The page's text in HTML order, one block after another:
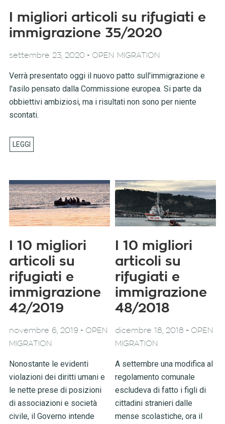
I migliori articoli su rifugiati e
immigrazione 35/2020
settembre 23, 2020- OPEN MIGRATION
Verrà presentato oggi il nuovo patto sull'immigrazione e
l'asilo pensato dalla Commissione europea. Si parte da
obbiettivi ambiziosi, ma i risultati non sono per niente
scontati.
I 10 migliori
articoli su
rifugiati e
immigrazione
42/2019
novembre 6, 2019 - OPEN
MIGRATION
Nonostante le evidenti
violazioni dei diritti umani e
le nette prese di posizioni
di associazioni e società
civile, il Governo intende
I 10 migliori
articoli su
rifugiati e
immigrazione
48/2018
dicembre 18, 2018 - OPEN
MIGRATION
A settembre una modifica al
regolamento comunale
escludeva di fatto i figli di
cittadini stranieri dalle
mense scolastiche, ora il